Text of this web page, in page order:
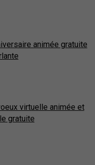
animée gratuite
virtuelle animée et
gratuite